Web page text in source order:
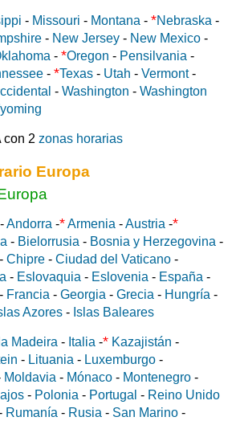
- Missouri - Montana - *Nebraska -
- New Jersey - New Mexico -
- *Oregon - Pensilvania -
- *Texas - Utah - Vermont-
- Washington - Washington
con 2 zonas horarias
Europa
-Andorra -*Armenia -Austria -*
- Bielorrusia - Bosnia y Herzegovina -
- Chipre - Ciudad del Vaticano -
- Eslovaquia - Eslovenia - España -
- Francia - Georgia - Grecia - Hungría -
Azores - Islas Baleares
Madeira - Italia -* Kazajistán -
- Lituania - Luxemburgo -
Moldavia - Mónaco - Montenegro -
- Polonia - Portugal - Reino Unido
Rumanía - Rusia - San Marino -